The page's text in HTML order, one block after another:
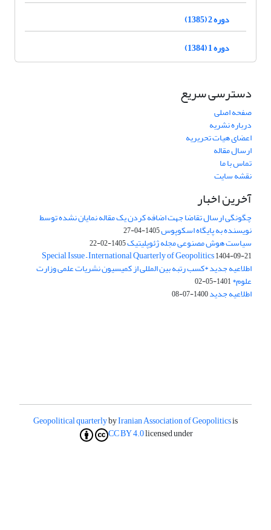
دوره 2 (1385)
دوره 1 (1384)
دسترسی سریع
صفحه اصلی
درباره نشریه
اعضای هیات تحریریه
ارسال مقاله
تماس با ما
نقشه سایت
آخرین اخبار
چگونگی ارسال تقاضا جهت اضافه کردن یک مقاله نمایان نشده توسط
نویسنده به پایگاه اسکوپوس1405-04-27
سیاست هوش مصنوعی مجله ژئوپلیتیک1405-02-22
Special Issue – International Quarterly of Geopolitics1404-09-21
اطلاعیه جدید *کسب رتبه بین المللی از کمیسیون نشریات علمی وزارت
علوم*1401-05-02
اطلاعیه جدید1400-07-08
Geopolitical quarterlybyIranian Association of Geopoliticsis
licensed under
CC BY 4.0